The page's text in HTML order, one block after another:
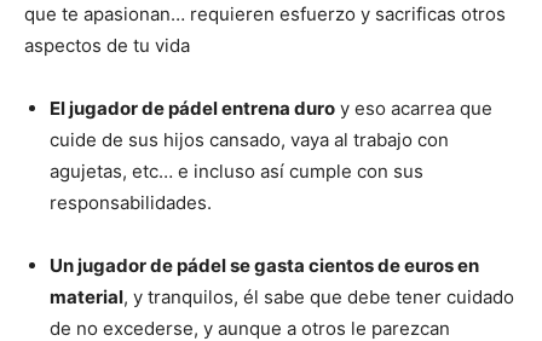
que te apasionan… requieren esfuerzo y sacrificas otros
aspectos de tu vida
El jugador de pádel entrena duro y eso acarrea que
cuide de sus hijos cansado, vaya al trabajo con
agujetas, etc… e incluso así cumple con sus
responsabilidades.
Un jugador de pádel se gasta cientos de euros en
material, y tranquilos, él sabe que debe tener cuidado
de no excederse, y aunque a otros le parezcan